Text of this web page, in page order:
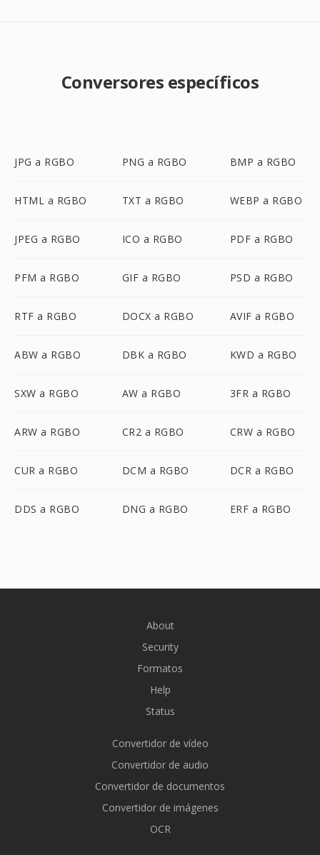
Conversores específicos
JPG a RGBO PNG a RGBO BMP a RGBO
HTML a RGBO TXT a RGBO WEBP a RGBO
JPEG a RGBO ICO a RGBO PDF a RGBO
PFM a RGBO GIF a RGBO PSD a RGBO
RTF a RGBO DOCX a RGBO AVIF a RGBO
ABW a RGBO DBK a RGBO KWD a RGBO
SXW a RGBO AW a RGBO 3FR a RGBO
ARW a RGBO CR2 a RGBO CRW a RGBO
CUR a RGBO DCM a RGBO DCR a RGBO
DDS a RGBO DNG a RGBO ERF a RGBO
About
Security
Formatos
Help
Status
Convertidor de vídeo
Convertidor de audio
Convertidor de documentos
Convertidor de imágenes
OCR